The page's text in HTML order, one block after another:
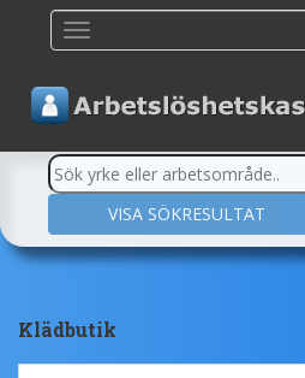
Klädbutik